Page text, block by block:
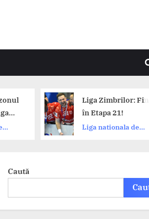
Liga Zimbrilor: Final
în Etapa 21!
Liga nationala de
Caută